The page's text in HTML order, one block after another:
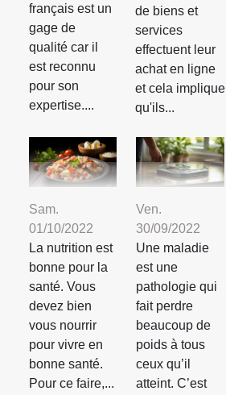
français est un
gage de
qualité car il
est reconnu
pour son
expertise....
de biens et
services
effectuent leur
achat en ligne
et cela implique
qu'ils...
Sam.
01/10/2022
La nutrition est
bonne pour la
santé. Vous
devez bien
vous nourrir
pour vivre en
bonne santé.
Pour ce faire,...
Ven.
30/09/2022
Une maladie
est une
pathologie qui
fait perdre
beaucoup de
poids à tous
ceux qu’il
atteint. C’est